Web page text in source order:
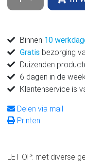
Binnen 10
Gratis bezorging
Duizenden
6 dagen in de
Klantenservice is
Delen via mail
Printen
LET OP: met diverse